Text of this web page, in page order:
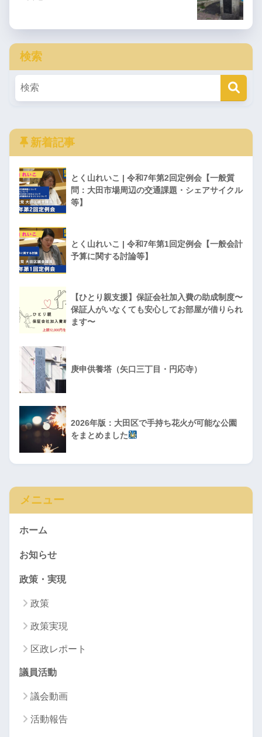
検索
新着記事
とく山れいこ | 令和7年第2回定例会【一般質
問：大田市場周辺の交通課題・シェアサイクル
等】
とく山れいこ | 令和7年第1回定例会【一般会計
予算に関する討論等】
【ひとり親支援】保証会社加入費の助成制度〜
保証人がいなくても安心してお部屋が借りられ
ます〜
庚申供養塔（矢口三丁目・円応寺）
2026年版：大田区で手持ち花火が可能な公園
をまとめました
メニュー
ホーム
お知らせ
政策・実現
政策
政策実現
区政レポート
議員活動
議会動画
活動報告